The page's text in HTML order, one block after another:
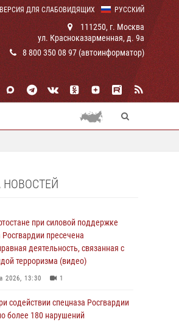
РУССКИЙ
ВЕРСИЯ ДЛЯ СЛАБОВИДЯЩИХ
111250, г. Москва
ул. Красноказарменная, д. 9а
8 800 350 08 97 (автоинформатор)
НОВОСТЕЙ
при силовой поддержке
Росгвардии пресечена
деятельность, связанная с
терроризма (видео)
2026, 13:30 1
содействии спецназа Росгвардии
более 180 нарушений